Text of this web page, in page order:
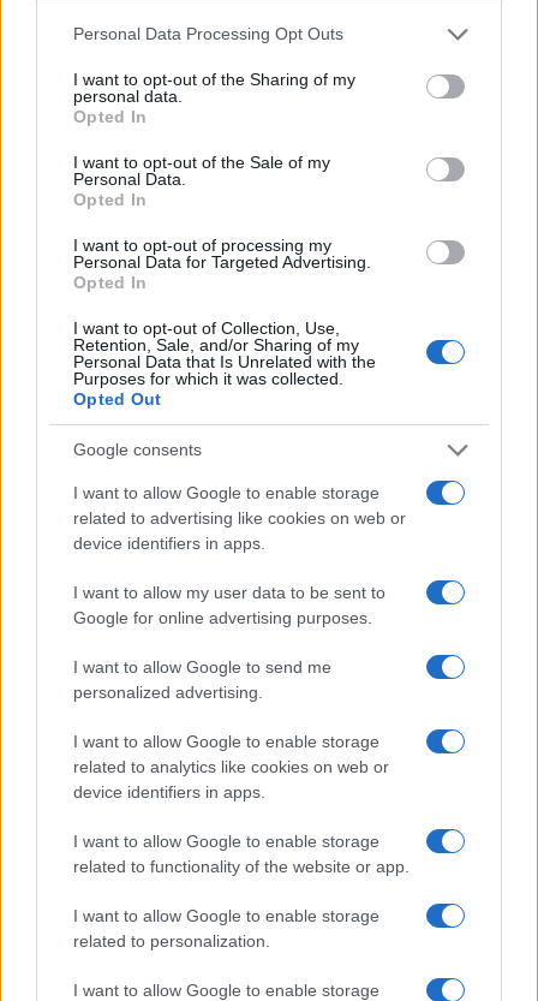
Please note that this website/app uses one or more Google
not limited to your visit or usage behaviour. You may click to
grant or deny consent to Google and its third-party tags to
use your data for below specified purposes in below Google
consent section.
Personal Data Processing Opt Outs
I want to opt-out of the Sharing of my
personal data.
Opted In
I want to opt-out of the Sale of my
Personal Data.
Opted In
I want to opt-out of processing my
Personal Data for Targeted Advertising.
Opted In
I want to opt-out of Collection, Use,
Retention, Sale, and/or Sharing of my
Personal Data that Is Unrelated with the
Purposes for which it was collected.
Opted Out
Google consents
I want to allow Google to enable storage
related to advertising like cookies on web or
device identifiers in apps.
I want to allow my user data to be sent to
Google for online advertising purposes.
I want to allow Google to send me
personalized advertising.
I want to allow Google to enable storage
related to analytics like cookies on web or
device identifiers in apps.
I want to allow Google to enable storage
related to functionality of the website or app.
I want to allow Google to enable storage
related to personalization.
I want to allow Google to enable storage
Codacons denuncia: i problemi che affliggono la Sicilia
tra carburanti, spiagge e incendi
Matteo Pellegrino · 25 Lug 2026
NEWS E ATTUALITÀ
Lamezia International Film Fest: arte e cultura si
incontrano in Calabria
Diritti delle lavoratrici in gravidanza: guida completa e
La salute mentale delle mamme: perché è importante